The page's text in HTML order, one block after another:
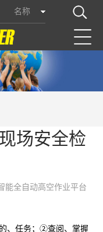
名称
场安全检
能全自动高空作业平台
、任务；②查阅、掌握